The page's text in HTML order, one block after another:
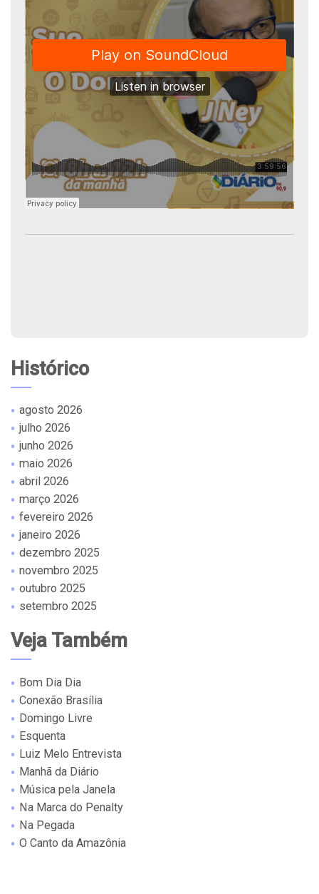
Histórico
agosto 2026
julho 2026
junho 2026
maio 2026
abril 2026
março 2026
fevereiro 2026
janeiro 2026
dezembro 2025
novembro 2025
outubro 2025
setembro 2025
Veja Também
Bom Dia Dia
Conexão Brasília
Domingo Livre
Esquenta
Luiz Melo Entrevista
Manhã da Diário
Música pela Janela
Na Marca do Penalty
Na Pegada
O Canto da Amazônia